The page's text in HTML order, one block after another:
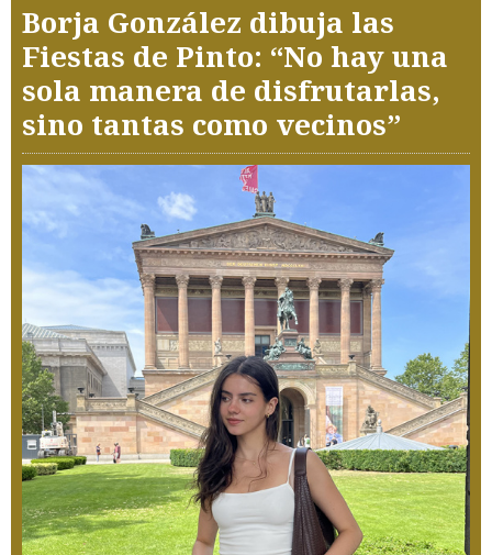
Borja González dibuja las
Fiestas de Pinto: “No hay una
sola manera de disfrutarlas,
sino tantas como vecinos”